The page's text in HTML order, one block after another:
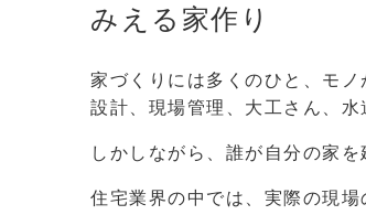
みえる家作り
家づくりには多くのひと、モノ
設計、現場管理、大工さん、
しかしながら、誰が自分の家
住宅業界の中では、実際の現